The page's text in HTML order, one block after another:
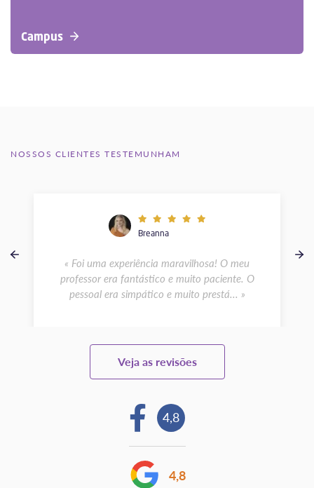
Campus
NOSSOS CLIENTES TESTEMUNHAM
Breanna
« Foi uma experiência maravilhosa! O meu
professor era fantástico e muito paciente. O
pessoal era simpático e muito prestá... »
Veja as revisões
4,8
4,8